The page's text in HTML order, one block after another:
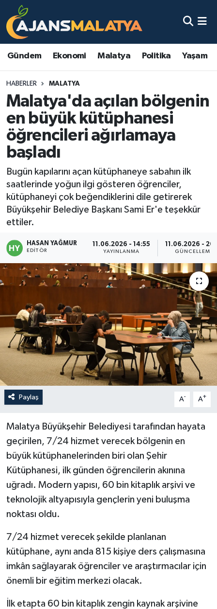
Gündem Ekonomi Malatya Politika Yaşam
HABERLER MALATYA
Malatya'da açılan bölgenin
en büyük kütüphanesi
öğrencileri ağırlamaya
başladı
Bugün kapılarını açan kütüphaneye sabahın ilk
saatlerinde yoğun ilgi gösteren öğrenciler,
kütüphaneyi çok beğendiklerini dile getirerek
Büyükşehir Belediye Başkanı Sami Er'e teşekkür
ettiler.
HASAN YAĞMUR
EDITÖR
11.06.2026 - 14:55
YAYINLANMA
11.06.2026 -
GÜNCELLEME
Paylaş A- A+
Malatya Büyükşehir Belediyesi tarafından hayata
geçirilen, 7/24 hizmet verecek bölgenin en
büyük kütüphanelerinden biri olan Şehir
Kütüphanesi, ilk günden öğrencilerin akınına
uğradı. Modern yapısı, 60 bin kitaplık arşivi ve
teknolojik altyapısıyla gençlerin yeni buluşma
noktası oldu.
7/24 hizmet verecek şekilde planlanan
kütüphane, aynı anda 815 kişiye ders çalışmasına
imkân sağlayarak öğrenciler ve araştırmacılar için
önemli bir eğitim merkezi olacak.
İlk etapta 60 bin kitaplık zengin kaynak arşivine
Asayiş
Eğitim
Ekonomi
Gündem
Kadın
Kültür & Sanat
Magazin
Spor
Teknoloji
Yaşam
Malatya Nöbetçi Eczaneler
Malatya Namaz Vakitleri
Malatya Trafik Yoğunluk Haritası
TFF 3.Lig 2.Grup Puan Durumu ve Fikstür
Tüm Manşetler
Son Dakika Haberleri
Haber Arşivi